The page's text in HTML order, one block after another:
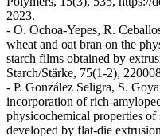
2023.
- O. Ochoa-Yepes, R.
wheat and oat bran on the
starch films obtained by
Starch/Stärke, 75(1-2),
- P. González Seligra, S.
incorporation of rich-
physicochemical properties of
developed by flat-die